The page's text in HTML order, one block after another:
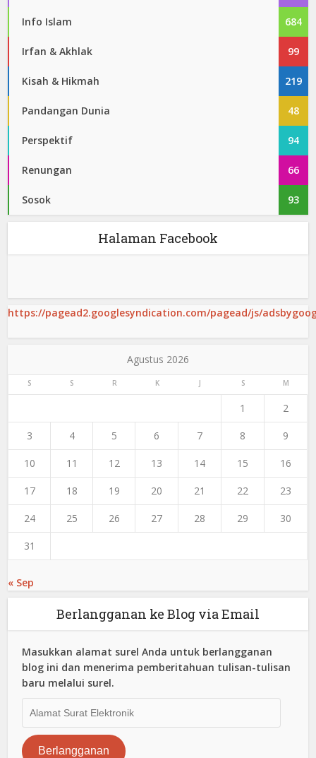
Info Islam 684
Irfan & Akhlak 99
Kisah & Hikmah 219
Pandangan Dunia 48
Perspektif 94
Renungan 66
Sosok 93
Halaman Facebook
https://pagead2.googlesyndication.com/pagead/js/
Agustus 2026
S S R K J S M
1 2
3 4 5 6 7 8 9
10 11 12 13 14 15 16
17 18 19 20 21 22 23
24 25 26 27 28 29 30
31
« Sep
Berlangganan ke Blog via Email
Masukkan alamat surel Anda untuk berlangganan
blog ini dan menerima pemberitahuan tulisan-tulisan
baru melalui surel.
Surat
Elektronik
Berlangganan